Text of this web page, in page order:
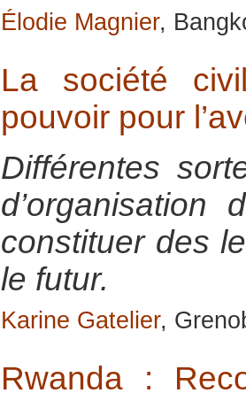
Élodie Magnier,
La société
pouvoir pour
Différentes
d’organisation
constituer des
le futur.
Karine Gatelier,
Rwanda :